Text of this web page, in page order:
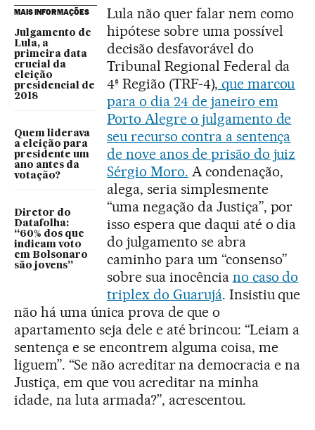
MAIS INFORMAÇÕES
Julgamento de
Lula, a
primeira data
crucial da
eleição
presidencial de
2018
Quem liderava
a eleição para
presidente um
ano antes da
votação?
Diretor do
Datafolha:
“60% dos que
indicam voto
em Bolsonaro
são jovens”
Lula não quer falar nem como
hipótese sobre uma possível
decisão desfavorável do
Tribunal Regional Federal da
4ª Região (TRF-4), que marcou
para o dia 24 de janeiro em
Porto Alegre o julgamento de
seu recurso contra a sentença
de nove anos de prisão do juiz
Sérgio Moro. A condenação,
alega, seria simplesmente
“uma negação da Justiça”, por
isso espera que daqui até o dia
do julgamento se abra
caminho para um “consenso”
sobre sua inocência no caso do
triplex do Guarujá. Insistiu que
não há uma única prova de que o
apartamento seja dele e até brincou: “Leiam a
sentença e se encontrem alguma coisa, me
liguem”. “Se não acreditar na democracia e na
Justiça, em que vou acreditar na minha
idade, na luta armada?”, acrescentou.